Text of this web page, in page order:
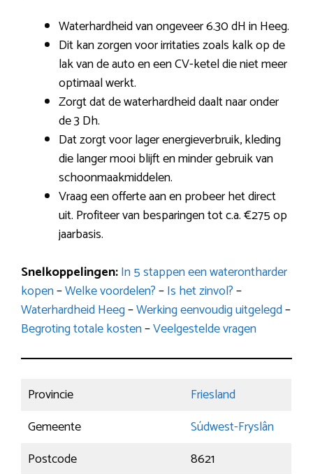
Waterhardheid van ongeveer 6.30 dH in Heeg.
Dit kan zorgen voor irritaties zoals kalk op de
lak van de auto en een CV-ketel die niet meer
optimaal werkt.
Zorgt dat de waterhardheid daalt naar onder
de 3 Dh.
Dat zorgt voor lager energieverbruik, kleding
die langer mooi blijft en minder gebruik van
schoonmaakmiddelen.
Vraag een offerte aan en probeer het direct
uit. Profiteer van besparingen tot c.a. €275 op
jaarbasis.
Snelkoppelingen:In 5 stappen een waterontharder
kopen–Welke voordelen?–Is het zinvol?–
Waterhardheid Heeg–Werking eenvoudig uitgelegd–
Begroting totale kosten–Veelgestelde vragen
Provincie
Friesland
Gemeente
Súdwest-Fryslân
Postcode
8621